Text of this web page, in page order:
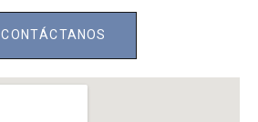
CONTÁCTANOS